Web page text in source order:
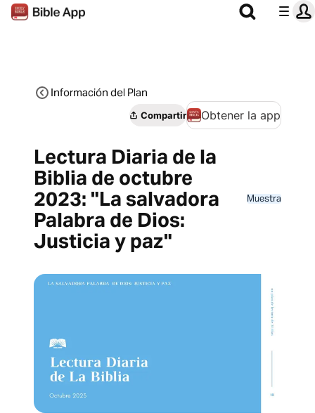
Información del Plan
Compartir Obtener la app
Lectura Diaria de la
Biblia de octubre
2023: "La salvadora
Palabra de Dios:
Justicia y paz"
Muestra